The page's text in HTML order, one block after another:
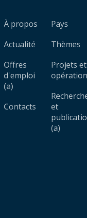
À propos
Actualité
Offres
d'emploi
(a)
Contacts
Pays
Thèmes
Projets et
et
(a)